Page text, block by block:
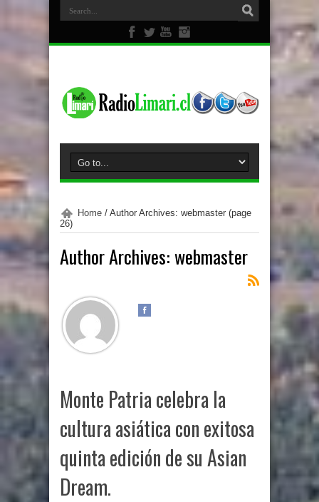
Home / Author Archives: webmaster (page
26)
Author Archives: webmaster
Monte Patria celebra la
cultura asiática con exitosa
quinta edición de su Asian
Dream.